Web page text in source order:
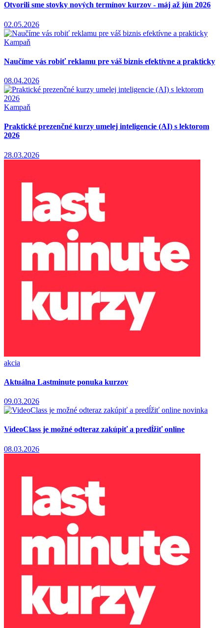
Otvorili sme stovky nových termínov kurzov - máj až jún 2026
02.05.2026
Kampaň
Naučíme vás robiť reklamu pre váš biznis efektívne a prakticky
08.04.2026
Kampaň
Praktické prezenčné kurzy umelej inteligencie (AI) s lektorom
2026
28.03.2026
akcia
Aktuálna Lastminute ponuka kurzov
09.03.2026
novinka
VideoClass je možné odteraz zakúpiť a predĺžiť online
08.03.2026